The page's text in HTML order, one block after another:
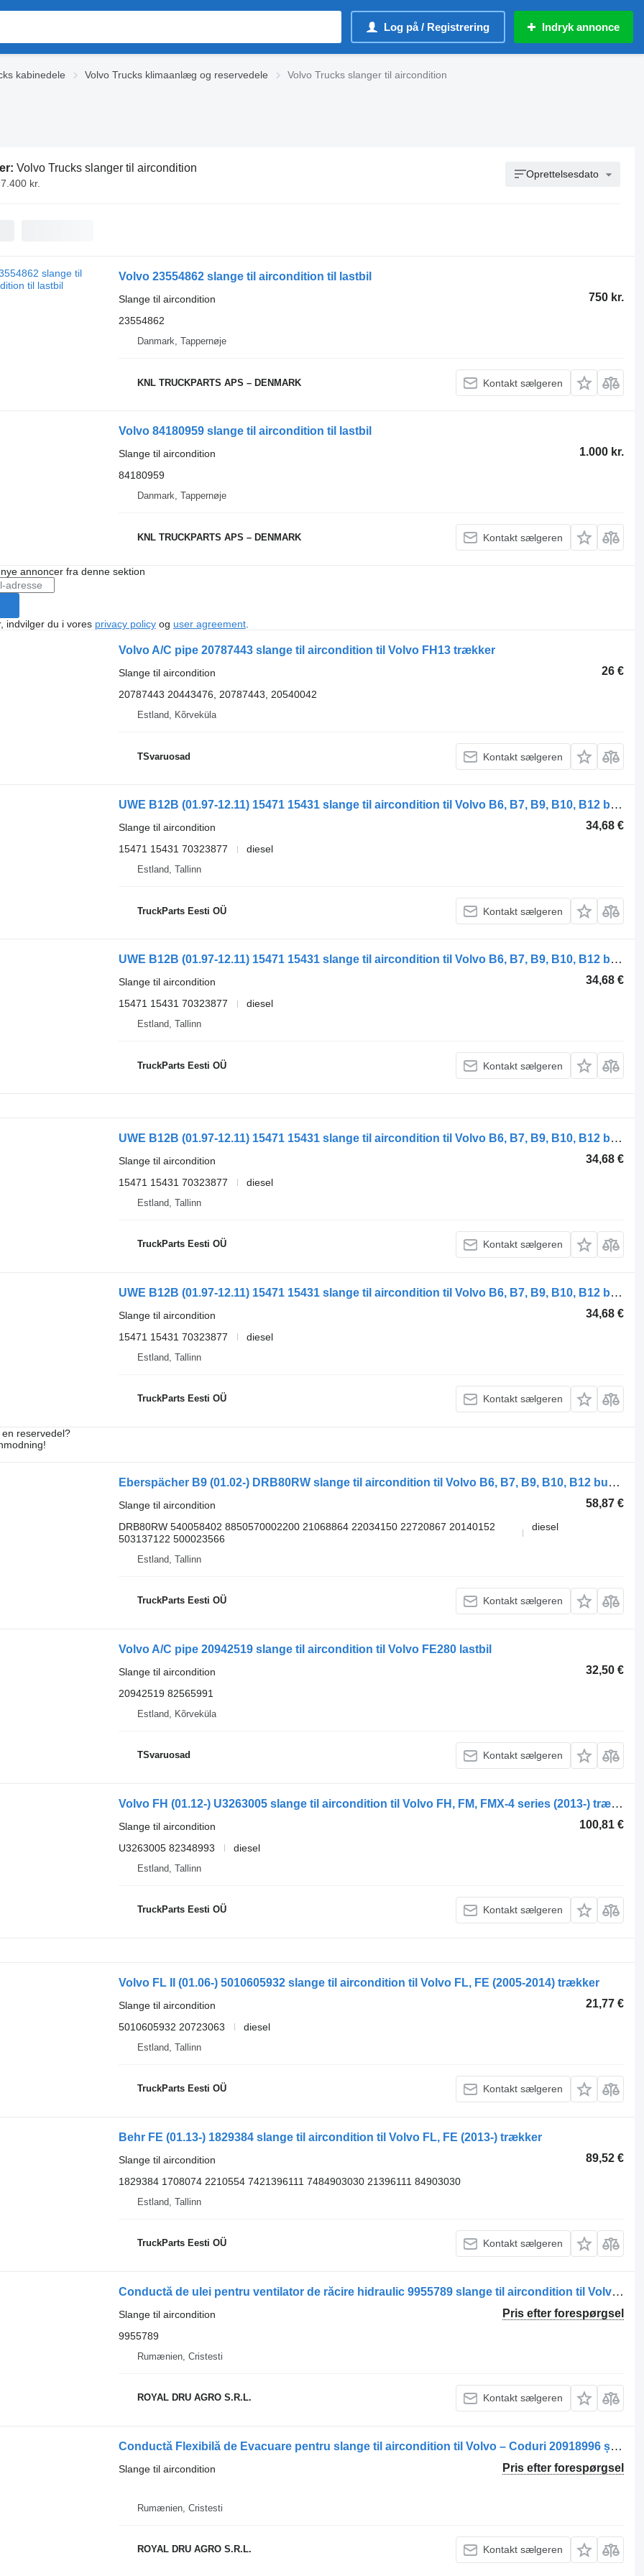
Log på / Registrering Indryk annonce
kabinedele Volvo Trucks klimaanlæg og reservedele Volvo Trucks slanger til aircondition
Volvo Trucks slanger til aircondition
kr.
Oprettelsesdato
Volvo 23554862 slange til aircondition til lastbil
750 kr.
Slange til aircondition
23554862
Danmark, Tappernøje
KNL TRUCKPARTS APS – DENMARK Kontakt sælgeren
Volvo 84180959 slange til aircondition til lastbil
1.000 kr.
Slange til aircondition
84180959
Danmark, Tappernøje
KNL TRUCKPARTS APS – DENMARK Kontakt sælgeren
annoncer fra denne sektion
indvilger du i vores privacy policyog user agreement.
Volvo A/C pipe 20787443 slange til aircondition til Volvo FH13 trækker
26 €
Slange til aircondition
20787443 20443476, 20787443, 20540042
Estland, Kõrveküla
TSvaruosad Kontakt sælgeren
UWE B12B (01.97-12.11) 15471 15431 slange til aircondition til Volvo B6, B7, B9, B10, B12 bus (1978-2011)
34,68 €
Slange til aircondition
15471 15431 70323877
diesel
Estland, Tallinn
TruckParts Eesti OÜ Kontakt sælgeren
UWE B12B (01.97-12.11) 15471 15431 slange til aircondition til Volvo B6, B7, B9, B10, B12 bus (1978-2011)
34,68 €
Slange til aircondition
15471 15431 70323877
diesel
Estland, Tallinn
TruckParts Eesti OÜ Kontakt sælgeren
UWE B12B (01.97-12.11) 15471 15431 slange til aircondition til Volvo B6, B7, B9, B10, B12 bus (1978-2011)
34,68 €
Slange til aircondition
15471 15431 70323877
diesel
Estland, Tallinn
TruckParts Eesti OÜ Kontakt sælgeren
UWE B12B (01.97-12.11) 15471 15431 slange til aircondition til Volvo B6, B7, B9, B10, B12 bus (1978-2011)
34,68 €
Slange til aircondition
15471 15431 70323877
diesel
Estland, Tallinn
TruckParts Eesti OÜ Kontakt sælgeren
reservedel?
Eberspächer B9 (01.02-) DRB80RW slange til aircondition til Volvo B6, B7, B9, B10, B12 bus (1978-2011)
58,87 €
Slange til aircondition
DRB80RW 540058402 8850570002200 21068864 22034150 22720867 20140152
503137122 500023566
diesel
Estland, Tallinn
TruckParts Eesti OÜ Kontakt sælgeren
Volvo A/C pipe 20942519 slange til aircondition til Volvo FE280 lastbil
32,50 €
Slange til aircondition
20942519 82565991
Estland, Kõrveküla
TSvaruosad Kontakt sælgeren
Volvo FH (01.12-) U3263005 slange til aircondition til Volvo FH, FM, FMX-4 series (2013-) trækker
100,81 €
Slange til aircondition
U3263005 82348993
diesel
Estland, Tallinn
TruckParts Eesti OÜ Kontakt sælgeren
Volvo FL II (01.06-) 5010605932 slange til aircondition til Volvo FL, FE (2005-2014) trækker
21,77 €
Slange til aircondition
5010605932 20723063
diesel
Estland, Tallinn
TruckParts Eesti OÜ Kontakt sælgeren
Behr FE (01.13-) 1829384 slange til aircondition til Volvo FL, FE (2013-) trækker
89,52 €
Slange til aircondition
1829384 1708074 2210554 7421396111 7484903030 21396111 84903030
Estland, Tallinn
TruckParts Eesti OÜ Kontakt sælgeren
Conductă de ulei pentru ventilator de răcire hidraulic 9955789 slange til aircondition til Volvo – lastbil
Pris efter forespørgsel
Slange til aircondition
9955789
Rumænien, Cristesti
ROYAL DRU AGRO S.R.L. Kontakt sælgeren
Conductă Flexibilă de Evacuare pentru slange til aircondition til Volvo – Coduri 20918996 și 20442236 lastbil
Pris efter forespørgsel
Slange til aircondition
Rumænien, Cristesti
ROYAL DRU AGRO S.R.L. Kontakt sælgeren